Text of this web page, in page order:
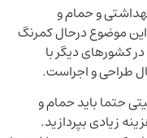
و حمام و
موضوع درحال کمرنگ
کشورهای دیگر با
طراحی و اجراست.
حتما باید حمام و
زیادی بپردازید.